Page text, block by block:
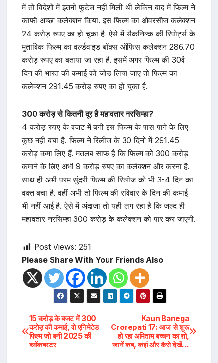
में तो विदेशों में इतनी फुटेज नहीं मिली थी लेकिन बाद में फिल्म ने
काफी अच्छा कलेक्शन किया. इस फिल्म का ओवरसीज कलेक्शन
24 करोड़ रुपए का हो चुका है. ऐसे में सैकनिल्क की रिपोर्ट्स के
मुताबिक फिल्म का वर्ल्डवाइड बॉक्स ऑफिस कलेक्शन 286.70
करोड़ रुपए का बताया जा रहा है. इसमें अगर फिल्म की 30वें
दिन की भारत की कमाई को जोड़ लिया जाए तो फिल्म का
कलेक्शन 291.45 करोड़ रुपए का हो चुका है.
300 करोड़ से कितनी दूर है महावतार नरसिम्हा?
4 करोड़ रुपए के बजट में बनी इस फिल्म के पास पाने के लिए
कुछ नहीं बचा है. फिल्म ने रिलीज के 30 दिनों में 291.45
करोड़ कमा लिए हैं. मतलब साफ है कि फिल्म को 300 करोड़
कमाने के लिए अभी 9 करोड़ रुपए का कलेक्शन और करना है.
साथ ही अभी परम सुंदरी फिल्म की रिलीज को भी 3-4 दिन का
वक्त बचा है. वहीं अभी तो फिल्म की रविवार के दिन की कमाई
भी नहीं आई है. ऐसे में अंदाजा तो यही लग रहा है कि जल्द ही
महावतार नरसिम्हा 300 करोड़ के कलेक्शन को पार कर जाएगी.
Post Views: 251
Please Share With Your Friends Also
Post
navigation
Kaun Banega
Crorepati 17: आज से शुरू
हो रहा अमिताभ बच्चन का शो,
जानें कब, कहां और कैसे देखें…
15 करोड़ के बजट में 300
करोड़ की कमाई, वो एनिमेटेड
फिल्म जो बनी 2025 की
ब्लॉकबस्टर